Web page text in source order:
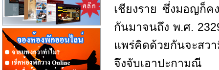
เชียงราย ซึ่งมอญก็ค
กันมาจนถึง พ.ศ.
แพร่คิดด้วยกันจะสว
จึงจับเอาปะกามณี